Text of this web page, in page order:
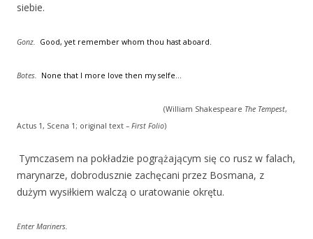
siebie.
Gonz. Good, yet remember whom thou hast aboard.
Botes. None that I more love then my selfe…
(William Shakespeare The Tempest,
Actus 1, Scena 1; original text – First Folio)
Tymczasem na pokładzie pogrążającym się co rusz w falach,
marynarze, dobrodusznie zachęcani przez Bosmana, z
dużym wysiłkiem walczą o uratowanie okrętu.
Enter Mariners.